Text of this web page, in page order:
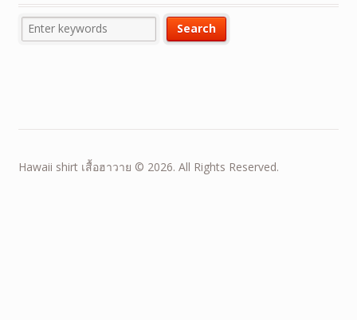
Hawaii shirt เสื้อฮาวาย © 2026. All Rights Reserved.